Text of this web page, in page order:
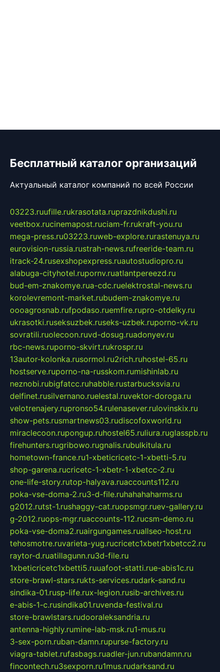
Бесплатный каталог организаций
Актуальный каталог компаний по всей России
03223.ruufille.rukrasotata.ruprazdnikdushi.ru
veetbox.rucinemapost.ruciam-fr.rukraft-you.ru
mega-press.ru03223.ruweb-explore.rurastenuya.ru
eurovision-russia.rustrah-news.rufreeride-team.ru
itrack-24.rusexshopexpress.ruautostudiopro.ru
alabuga-cityhotel.rupornv.ruatlantpereezd.ru
bud-em-znakomye.rua-cdc.ruelektrostal-news.ru
korolevremont-market.rubudem-znakomye.ru
oooagrosnab.rufpodaso.ruemfire.rupro-otdelky.ru
ukrasotki.ruseksuzbek.ruseks-uzbek.ruporno-vk.ru
sovratili.ruolecoon.ruvd-dosug.ruadonyev.ru
rbc-news.ruporno-skvirt.rukrospr.ru
13autor-kolonka.rusormol.ru2rich.ruhostel-65.ru
hostserve.ruporno-na-russkom.rumishinlab.ru
neznobi.rubigfatcc.ruhabble.rustarbucksvia.ru
delfinet.rusilvernano.ruelestal.ruvektor-doroga.ru
velotrenajery.rupronso54.rulenasever.rulovinskix.ru
show-pets.rusmartnews03.rudiscofoxworld.ru
miraclecoon.rupongup.ruhostel65.ruliura.ruglasspb.ru
firehunters.rugribowo.rugnalis.rubulkitula.ru
hometown-france.ru1-xbeticricetc-1-xbetti-5.ru
shop-garena.rucricetc-1-xbetr-1-xbetcc-2.ru
one-life-story.rutop-halyava.ruaccounts112.ru
poka-vse-doma-2.ru3-d-file.ruhahahaharms.ru
g2012.rutst-1.rushaggy-cat.ruopsmgr.ruev-gallery.ru
g-2012.ruops-mgr.ruaccounts-112.rucsm-demo.ru
poka-vse-doma2.ruairgungames.ruallseo-host.ru
tehosmotre.ruvarieta-yug.rucricetc1xbetr1xbetcc2.ru
raytor-d.ruatillagunn.ru3d-file.ru
1xbeticricetc1xbetti5.ruuafoot-statti.rue-abis1c.ru
store-brawl-stars.rukts-services.rudark-sand.ru
sindika-01.rusp-life.rux-legion.rusib-archives.ru
e-abis-1-c.rusindika01.ruvenda-festival.ru
store-brawlstars.rudooraleksandria.ru
antenna-highly.rumine-lab-msk.ru1-mus.ru
3-sex-porn.ruban-damn.rupurse-factory.ru
viagra-tablet.rufasbags.ruadler-jun.rubandamn.ru
fincontech.ru3sexporn.ru1mus.rudarksand.ru